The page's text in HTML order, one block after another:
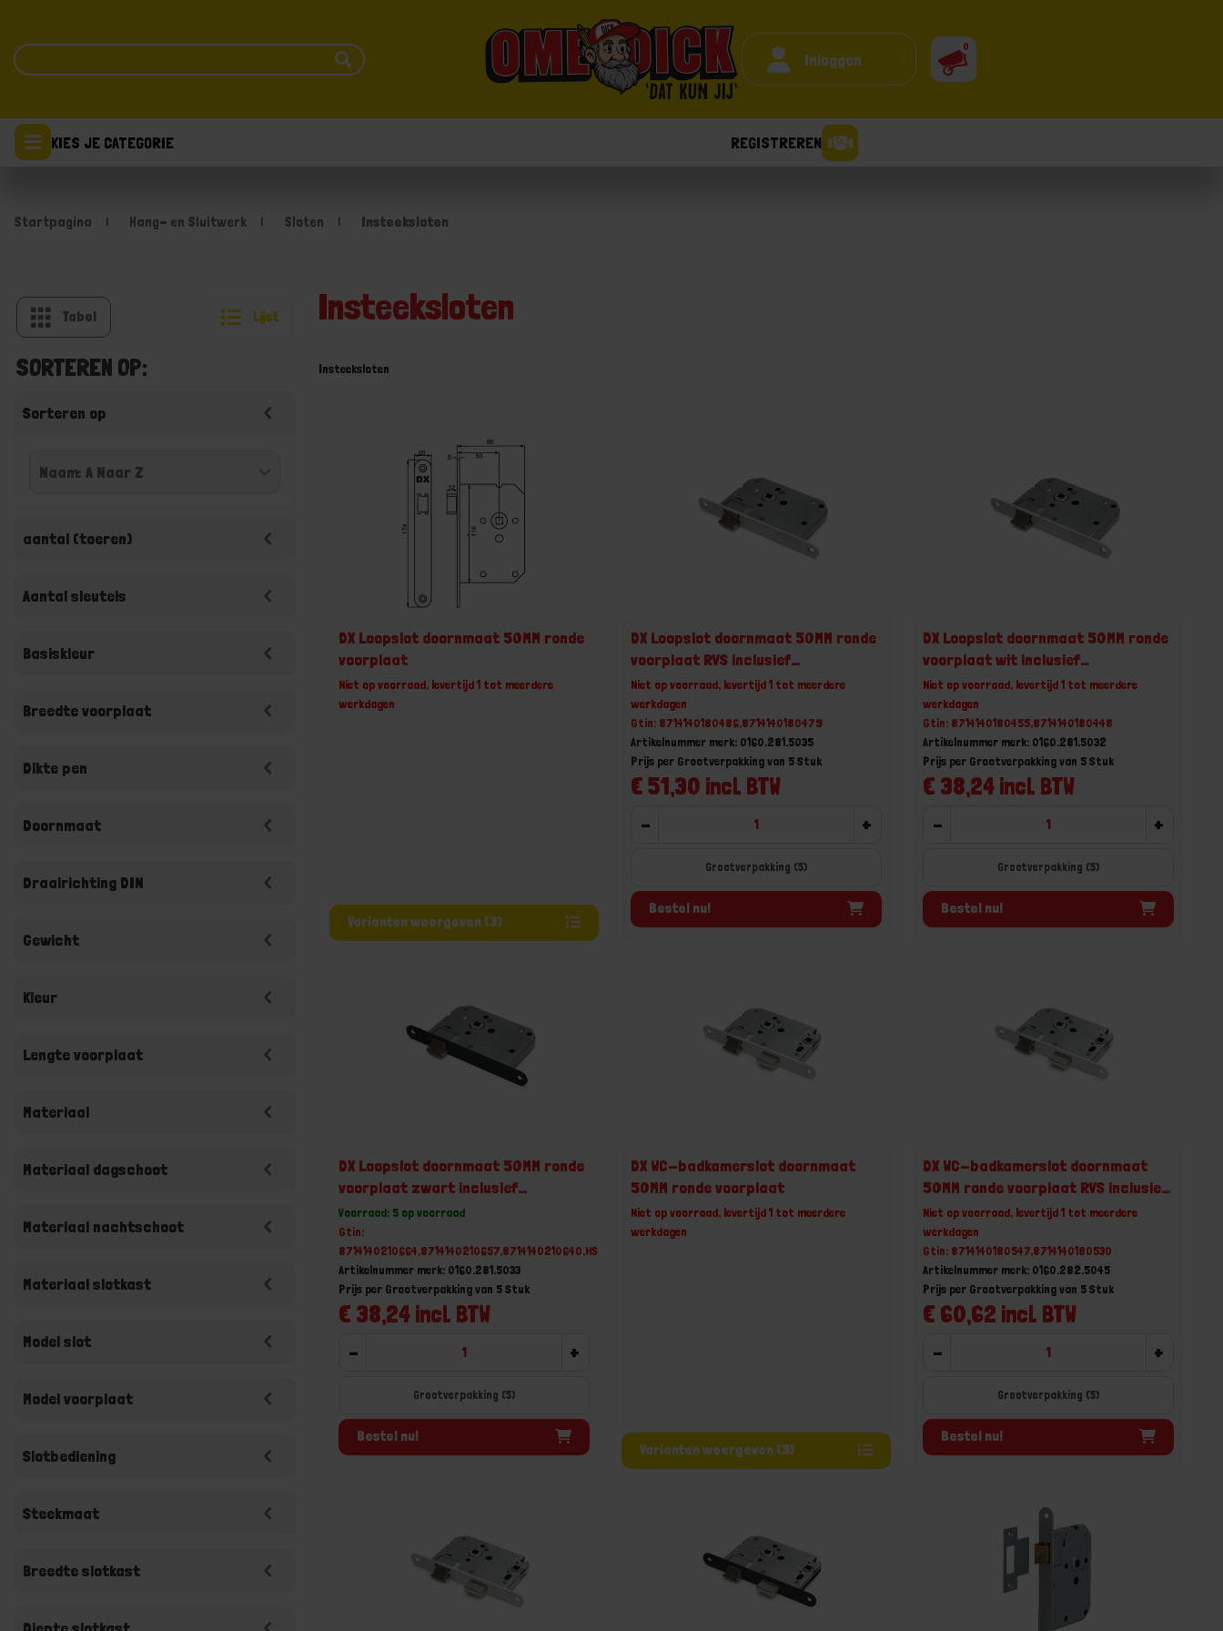
Inloggen
0
KIES JE CATEGORIE REGISTREREN
Startpagina Hang- en Sluitwerk Sloten Insteeksloten
Tabel Lijst
SORTEREN OP:
Sorteren op
aantal (toeren)
Aantal sleutels
Basiskleur
Breedte voorplaat
Dikte pen
Doornmaat
Draairichting DIN
Gewicht
Kleur
Lengte voorplaat
Materiaal
Materiaal dagschoot
Materiaal nachtschoot
Materiaal slotkast
Model slot
Model voorplaat
Slotbediening
Steekmaat
Breedte slotkast
Insteeksloten
Insteeksloten
DX Loopslot doornmaat 50MM ronde
voorplaat
Niet op voorraad, levertijd 1 tot meerdere
werkdagen
Varianten weergeven (3)
DX Loopslot doornmaat 50MM ronde
voorplaat RVS inclusief
rechthoekige sluitplaat
Niet op voorraad, levertijd 1 tot meerdere
werkdagen
Gtin: 8714140180486,8714140180479
Artikelnummer merk: 0160.281.5035
€ 51,30 incl. BTW
Prijs per Grootverpakking van 5 Stuk
- +
Grootverpakking (5)
Bestel nu!
DX Loopslot doornmaat 50MM ronde
voorplaat wit inclusief
rechthoekige sluitplaat
Niet op voorraad, levertijd 1 tot meerdere
werkdagen
Gtin: 8714140180455,8714140180448
Artikelnummer merk: 0160.281.5032
€ 38,24 incl. BTW
Prijs per Grootverpakking van 5 Stuk
- +
Grootverpakking (5)
Bestel nu!
DX Loopslot doornmaat 50MM ronde
voorplaat zwart inclusief
rechthoekige sluitplaat
Voorraad: 5 op voorraad
Gtin:
8714140210664,8714140210657,8714140210640,HSDU1602815033
Artikelnummer merk: 0160.281.5033
€ 38,24 incl. BTW
Prijs per Grootverpakking van 5 Stuk
- +
Grootverpakking (5)
Bestel nu!
DX WC-badkamerslot doornmaat
50MM ronde voorplaat
Niet op voorraad, levertijd 1 tot meerdere
werkdagen
Varianten weergeven (3)
DX WC-badkamerslot doornmaat
50MM ronde voorplaat RVS inclusief
rechthoekige sluitplaat
Niet op voorraad, levertijd 1 tot meerdere
werkdagen
Gtin: 8714140180547,8714140180530
Artikelnummer merk: 0160.282.5045
€ 60,62 incl. BTW
Prijs per Grootverpakking van 5 Stuk
- +
Grootverpakking (5)
Bestel nu!